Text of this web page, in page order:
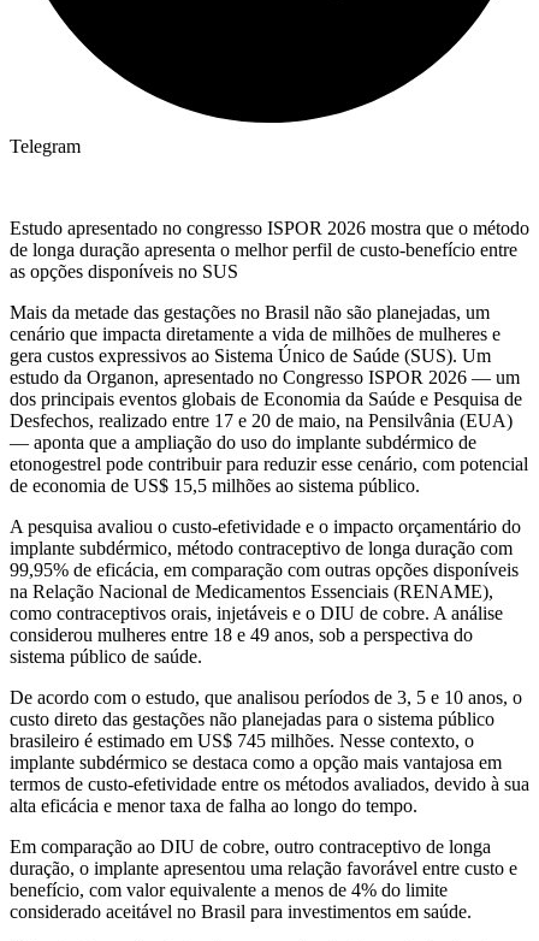
Telegram
Estudo apresentado no congresso ISPOR 2026 mostra que o método
de longa duração apresenta o melhor perfil de custo-benefício entre
as opções disponíveis no SUS
Mais da metade das gestações no Brasil não são planejadas, um
cenário que impacta diretamente a vida de milhões de mulheres e
gera custos expressivos ao Sistema Único de Saúde (SUS). Um
estudo da Organon, apresentado no Congresso ISPOR 2026 — um
dos principais eventos globais de Economia da Saúde e Pesquisa de
Desfechos, realizado entre 17 e 20 de maio, na Pensilvânia (EUA)
— aponta que a ampliação do uso do implante subdérmico de
etonogestrel pode contribuir para reduzir esse cenário, com potencial
de economia de US$ 15,5 milhões ao sistema público.
A pesquisa avaliou o custo-efetividade e o impacto orçamentário do
implante subdérmico, método contraceptivo de longa duração com
99,95% de eficácia, em comparação com outras opções disponíveis
na Relação Nacional de Medicamentos Essenciais (RENAME),
como contraceptivos orais, injetáveis e o DIU de cobre. A análise
considerou mulheres entre 18 e 49 anos, sob a perspectiva do
sistema público de saúde.
De acordo com o estudo, que analisou períodos de 3, 5 e 10 anos, o
custo direto das gestações não planejadas para o sistema público
brasileiro é estimado em US$ 745 milhões. Nesse contexto, o
implante subdérmico se destaca como a opção mais vantajosa em
termos de custo-efetividade entre os métodos avaliados, devido à sua
alta eficácia e menor taxa de falha ao longo do tempo.
Em comparação ao DIU de cobre, outro contraceptivo de longa
duração, o implante apresentou uma relação favorável entre custo e
benefício, com valor equivalente a menos de 4% do limite
considerado aceitável no Brasil para investimentos em saúde.